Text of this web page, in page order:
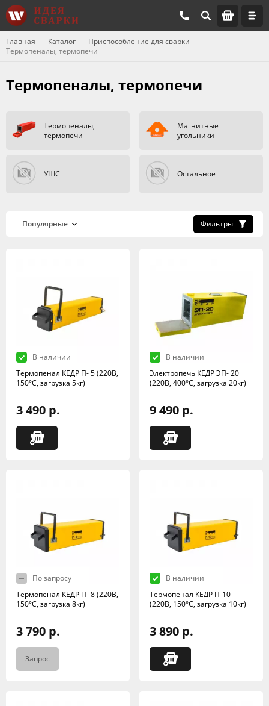
Главная Каталог
Приспособление для сварки
Термопеналы, термопечи
Термопеналы, термопечи
Термопеналы,
термопечи
Магнитные
угольники
УШC Остальное
Фильтры
В наличии
Термопенал КЕДР П- 5 (220В,
150°C, загрузка 5кг)
3 490 р.
В наличии
Электропечь КЕДР ЭП- 20
(220В, 400°C, загрузка 20кг)
9 490 р.
По запросу
Термопенал КЕДР П- 8 (220В,
150°C, загрузка 8кг)
3 790 р.
Запрос
В наличии
Термопенал КЕДР П-10
(220В, 150°C, загрузка 10кг)
3 890 р.